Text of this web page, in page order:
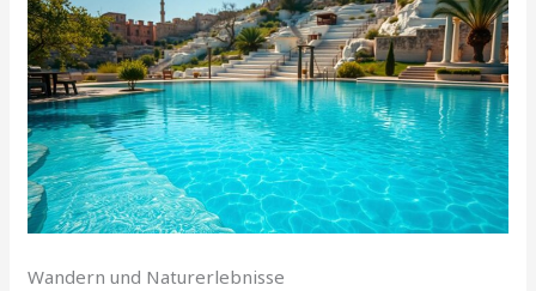
Wandern und Naturerlebnisse